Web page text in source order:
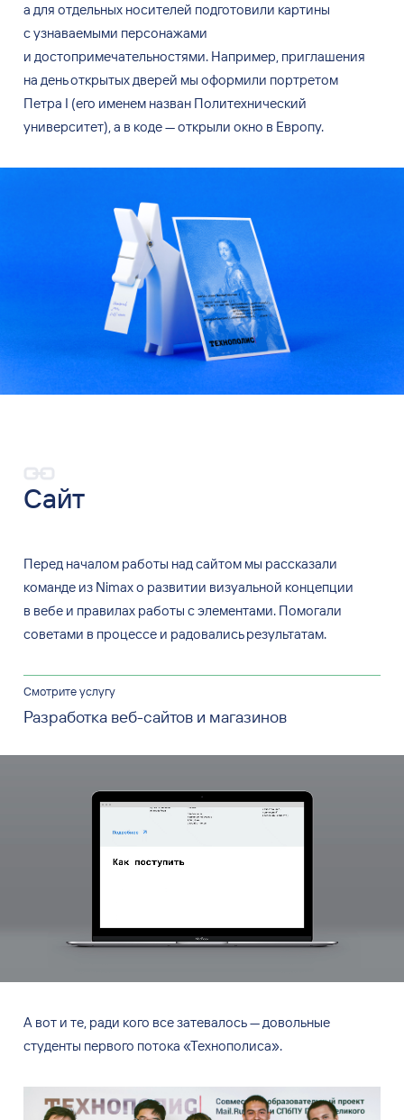
а для отдельных носителей подготовили картины
с узнаваемыми персонажами
и достопримечательностями. Например, приглашения
на день открытых дверей мы оформили портретом
Петра I (его именем назван Политехнический
университет), а в коде — открыли окно в Европу.
Сайт
Перед началом работы над сайтом мы рассказали
команде из Nimax о развитии визуальной концепции
в вебе и правилах работы с элементами. Помогали
советами в процессе и радовались результатам.
Смотрите услугу
Разработка веб-сайтов и магазинов
А вот и те, ради кого все затевалось — довольные
студенты первого потока «Технополиса».